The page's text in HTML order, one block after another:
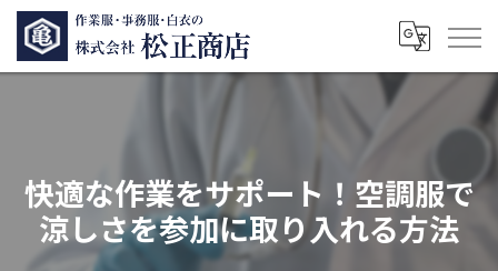
快適な作業をサポート！空調服で
涼しさを参加に取り入れる方法